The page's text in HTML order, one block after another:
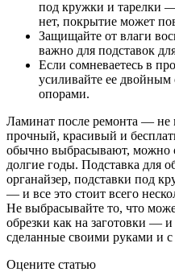
под кружки и тарелки
нет, покрытие может
Защищайте от влаги
важно для подставок
Если сомневаетесь в
усиливайте ее
опорами.
Ламинат после ремонта — не
прочный, красивый и
обычно выбрасывают, можно
долгие годы. Подставка для
органайзер, подставки под
— и все это стоит всего
Не выбрасывайте то, что
обрезки как на заготовки —
сделанные своими руками и
Оцените статью